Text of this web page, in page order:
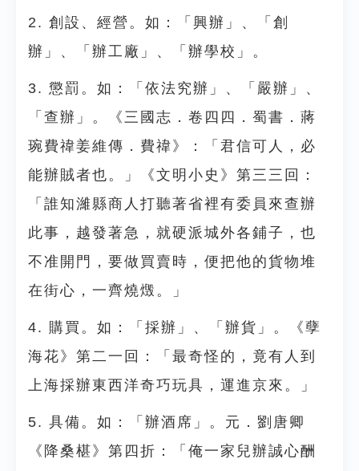
2. 創設、經營。如：「興辦」、「創
辦」、「辦工廠」、「辦學校」。
3. 懲罰。如：「依法究辦」、「嚴辦」、
「查辦」。《三國志．卷四四．蜀書．蔣
琬費禕姜維傳．費禕》：「君信可人，必
能辦賊者也。」《文明小史》第三三回：
「誰知濰縣商人打聽著省裡有委員來查辦
此事，越發著急，就硬派城外各鋪子，也
不准開門，要做買賣時，便把他的貨物堆
在街心，一齊燒燬。」
4. 購買。如：「採辦」、「辦貨」。《孽
海花》第二一回：「最奇怪的，竟有人到
上海採辦東西洋奇巧玩具，運進京來。」
5. 具備。如：「辦酒席」。元．劉唐卿
《降桑椹》第四折：「俺一家兒辦誠心酬